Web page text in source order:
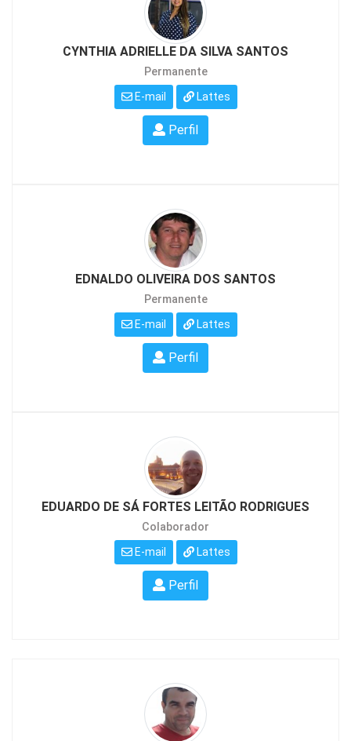
CYNTHIA ADRIELLE DA SILVA SANTOS
Permanente
E-mail Lattes
Perfil
EDNALDO OLIVEIRA DOS SANTOS
Permanente
E-mail Lattes
Perfil
EDUARDO DE SÁ FORTES LEITÃO RODRIGUES
Colaborador
E-mail Lattes
Perfil